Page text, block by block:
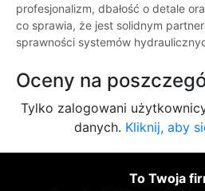
profesjonalizm, dbałość o detale
co sprawia, że jest solidnym
sprawności systemów
Oceny na
Tylko zalogowani
danych. Kliknij, aby
To Twoja